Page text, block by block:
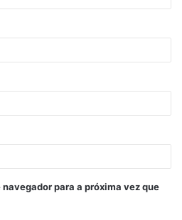
para a próxima vez que